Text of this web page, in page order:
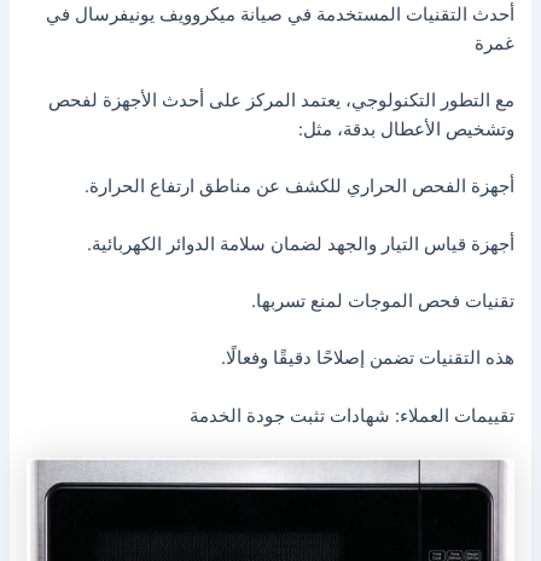
أحدث التقنيات المستخدمة في صيانة ميكروويف يونيفرسال في
غمرة
مع التطور التكنولوجي، يعتمد المركز على أحدث الأجهزة لفحص
وتشخيص الأعطال بدقة، مثل:
أجهزة الفحص الحراري للكشف عن مناطق ارتفاع الحرارة.
أجهزة قياس التيار والجهد لضمان سلامة الدوائر الكهربائية.
تقنيات فحص الموجات لمنع تسربها.
هذه التقنيات تضمن إصلاحًا دقيقًا وفعالًا.
تقييمات العملاء: شهادات تثبت جودة الخدمة